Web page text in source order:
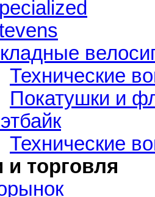
Технические
Покатушки и
Технические
и торговля